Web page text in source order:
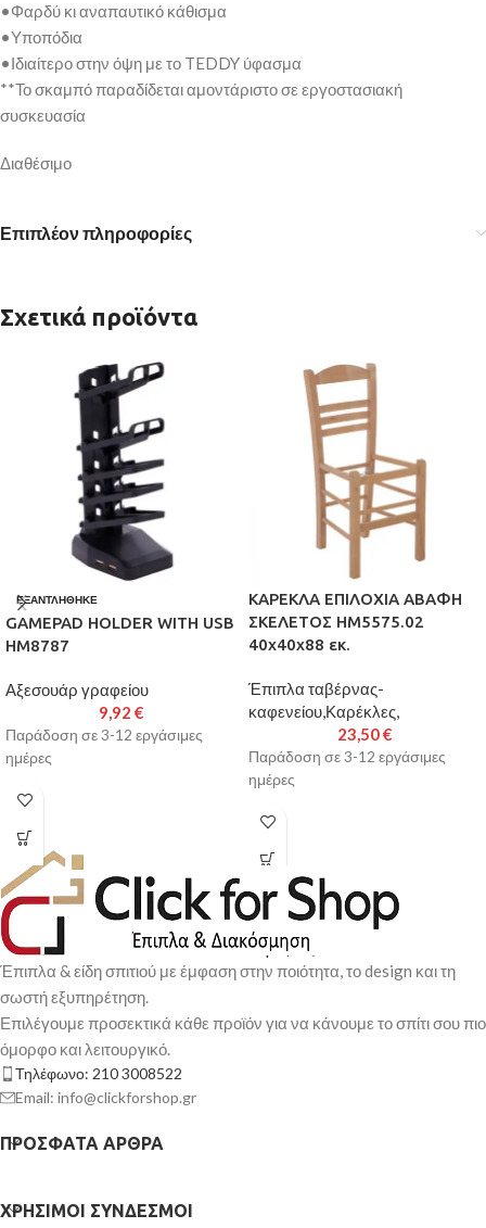
•Φαρδύ κι αναπαυτικό κάθισμα
•Υποπόδια
•Ιδιαίτερο στην όψη με το TEDDY ύφασμα
**Το σκαμπό παραδίδεται αμοντάριστο σε εργοστασιακή
συσκευασία
Διαθέσιμο
Επιπλέον πληροφορίες
Σχετικά προϊόντα
ΕΞΑΝΤΛΉΘΗΚΕ
GAMEPAD HOLDER WITH USB
HM8787
Αξεσουάρ γραφείου
9,92 €
Παράδοση σε 3-12 εργάσιμες
ημέρες
ΚΑΡΕΚΛΑ ΕΠΙΛΟΧΙΑ ΑΒΑΦΗ
ΣΚΕΛΕΤΟΣ HM5575.02
40x40x88 εκ.
Έπιπλα ταβέρνας-
καφενείου,Καρέκλες,
23,50€
Παράδοση σε 3-12 εργάσιμες
ημέρες
Έπιπλα & είδη σπιτιού με έμφαση στην ποιότητα, το design και τη
σωστή εξυπηρέτηση.
Επιλέγουμε προσεκτικά κάθε προϊόν για να κάνουμε το σπίτι σου πιο
όμορφο και λειτουργικό.
Τηλέφωνο: 210 3008522
Email: info@clickforshop.gr
ΠΡΌΣΦΑΤΑ ΆΡΘΡΑ
ΧΡΉΣΙΜΟΙ ΣΎΝΔΕΣΜΟΙ